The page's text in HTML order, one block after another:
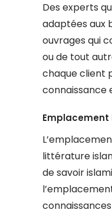
Des experts
adaptées aux
ouvrages qui
ou de tout
chaque client
connaissance
littérature
de savoir